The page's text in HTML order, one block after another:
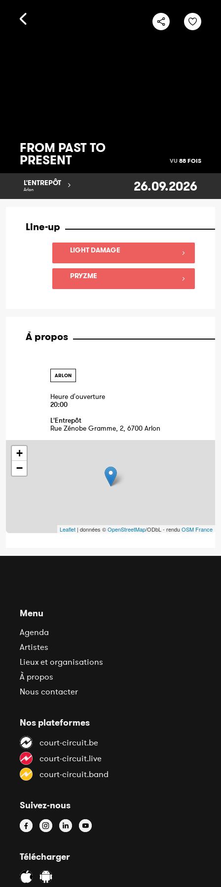
FROM PAST TO
PRESENT VU 88 FOIS
L'ENTREPÔT
Arlon 26.09.2026
Line-up
LIGHT DAMAGE
PRYZME
À propos
ARLON
Heure d'ouverture
20:00
L'Entrepôt
Rue Zénobe Gramme, 2, 6700 Arlon
+
−
Leaflet | données ©OpenStreetMap/ODbL - renduOSM France
Menu
Agenda
Artistes
Lieux et organisations
À propos
Nous contacter
Nos plateformes
court-circuit.be
court-circuit.live
court-circuit.band
Suivez-nous
Télécharger